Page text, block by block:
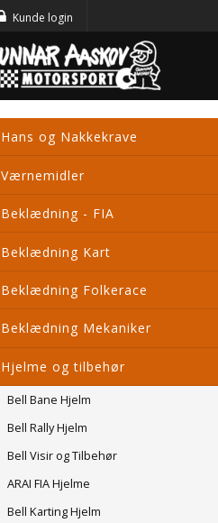
Kunde login
Hans og Nakkekrave
Værnemidler
Beklædning - FIA
Beklædning Kart
Beklædning Folkerace
Beklædning Mekaniker
Hjelme og tilbehør
Bell Bane Hjelm
Bell Rally Hjelm
Bell Visir og Tilbehør
ARAI FIA Hjelme
Bell Karting Hjelm